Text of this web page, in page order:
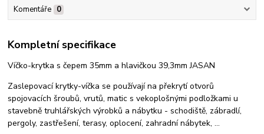
Komentáře 0
Kompletní specifikace
Víčko-krytka s čepem 35mm a hlavičkou 39,3mm JASAN
Zaslepovací krytky-víčka se používají na překrytí otvorů
spojovacích šroubů, vrutů, matic s vekoplošnými podložkami u
stavebně truhlářských výrobků a nábytku - schodiště, zábradlí,
pergoly, zastřešení, terasy, oplocení, zahradní nábytek, ...